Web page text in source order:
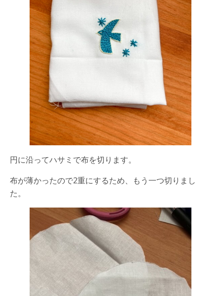
円に沿ってハサミで布を切ります。
布が薄かったので2重にするため、もう一つ切りまし
た。